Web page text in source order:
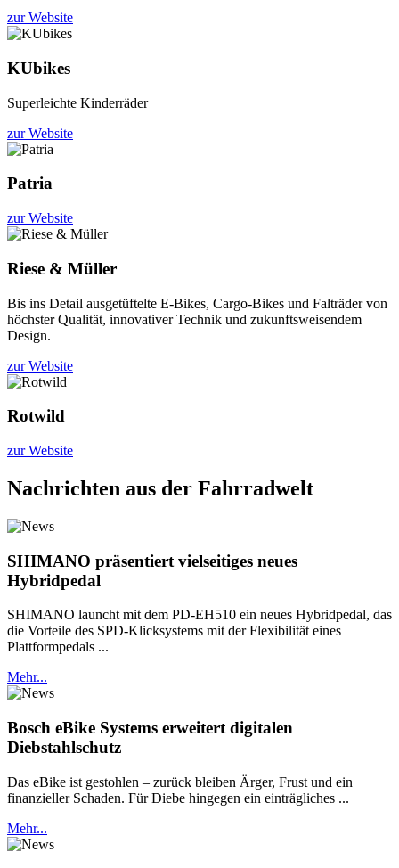
zur Website
KUbikes
Superleichte Kinderräder
zur Website
Patria
zur Website
Riese & Müller
Bis ins Detail ausgetüftelte E-Bikes, Cargo-Bikes und Falträder von
höchster Qualität, innovativer Technik und zukunftsweisendem
Design.
zur Website
Rotwild
zur Website
Nachrichten aus der Fahrradwelt
SHIMANO präsentiert vielseitiges neues
Hybridpedal
SHIMANO launcht mit dem PD-EH510 ein neues Hybridpedal, das
die Vorteile des SPD-Klicksystems mit der Flexibilität eines
Plattformpedals ...
Mehr...
Bosch eBike Systems erweitert digitalen
Diebstahlschutz
Das eBike ist gestohlen – zurück bleiben Ärger, Frust und ein
finanzieller Schaden. Für Diebe hingegen ein einträgliches ...
Mehr...